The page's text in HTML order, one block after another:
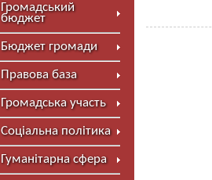
Громадський
бюджет
Бюджет громади
Правова база
Громадська участь
Соціальна політика
Гуманітарна сфера